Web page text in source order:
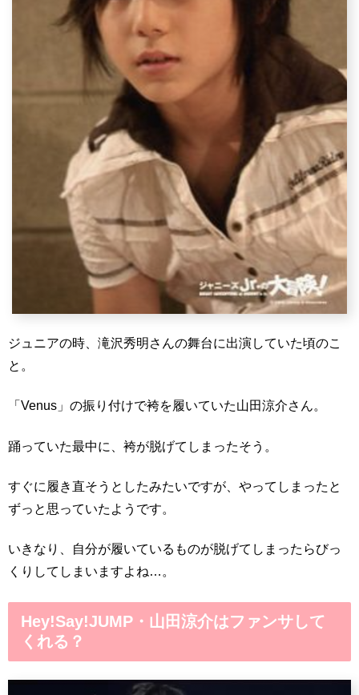
ジュニアの時、滝沢秀明さんの舞台に出演していた頃のこ
と。
「Venus」の振り付けで袴を履いていた山田涼介さん。
踊っていた最中に、袴が脱げてしまったそう。
すぐに履き直そうとしたみたいですが、やってしまったと
ずっと思っていたようです。
いきなり、自分が履いているものが脱げてしまったらびっ
くりしてしまいますよね…。
Hey!Say!JUMP・山田涼介はファンサして
くれる？